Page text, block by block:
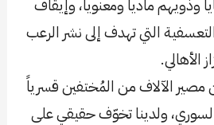
مادياً ومعنوياً، وإيقاف
التي تهدف إلى نشر الرعب
الأهالي.
الآلاف من المُختفين قسرياً
ولدينا تخوّف حقيقي على